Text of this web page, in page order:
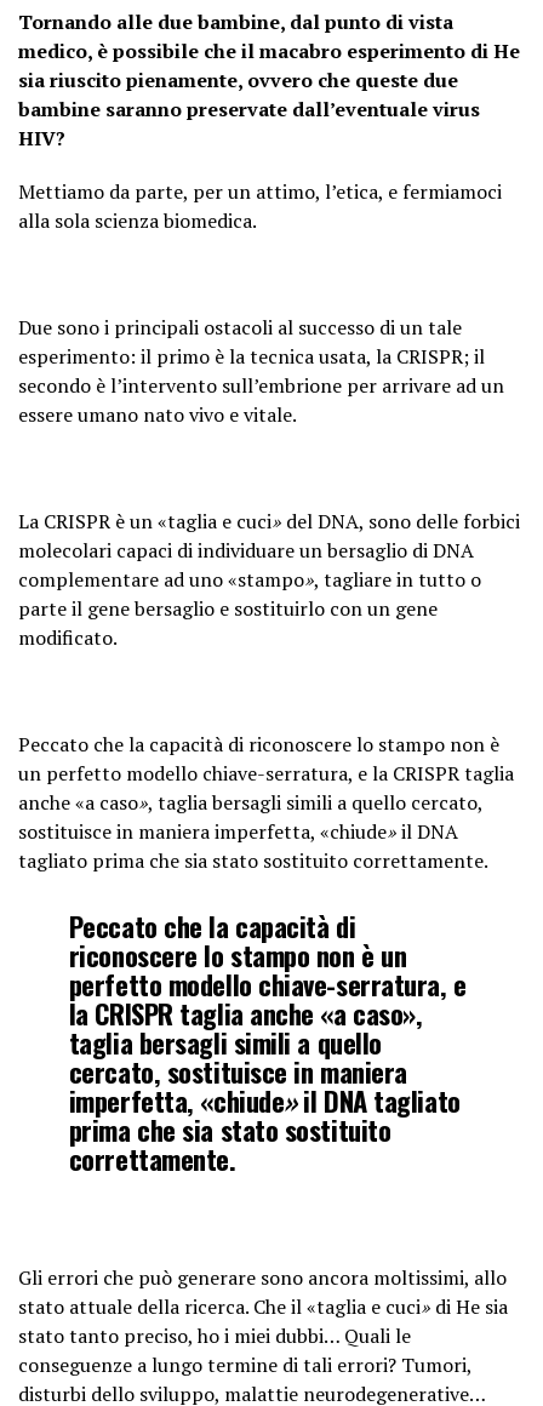
Tornando alle due bambine, dal punto di vista
medico, è possibile che il macabro esperimento di He
sia riuscito pienamente, ovvero che queste due
bambine saranno preservate dall’eventuale virus
HIV?
Mettiamo da parte, per un attimo, l’etica, e fermiamoci
alla sola scienza biomedica.
Due sono i principali ostacoli al successo di un tale
esperimento: il primo è la tecnica usata, la CRISPR; il
secondo è l’intervento sull’embrione per arrivare ad un
essere umano nato vivo e vitale.
La CRISPR è un «taglia e cuci» del DNA, sono delle forbici
molecolari capaci di individuare un bersaglio di DNA
complementare ad uno «stampo», tagliare in tutto o
parte il gene bersaglio e sostituirlo con un gene
modificato.
Peccato che la capacità di riconoscere lo stampo non è
un perfetto modello chiave-serratura, e la CRISPR taglia
anche «a caso», taglia bersagli simili a quello cercato,
sostituisce in maniera imperfetta, «chiude»il DNA
tagliato prima che sia stato sostituito correttamente.
Peccato che la capacità di
riconoscere lo stampo non è un
perfetto modello chiave-serratura, e
la CRISPR taglia anche «a caso»,
taglia bersagli simili a quello
cercato, sostituisce in maniera
imperfetta, «chiude»il DNA tagliato
prima che sia stato sostituito
correttamente.
Gli errori che può generare sono ancora moltissimi, allo
stato attuale della ricerca. Che il «taglia e cuci» di He sia
stato tanto preciso, ho i miei dubbi… Quali le
conseguenze a lungo termine di tali errori? Tumori,
disturbi dello sviluppo, malattie neurodegenerative…